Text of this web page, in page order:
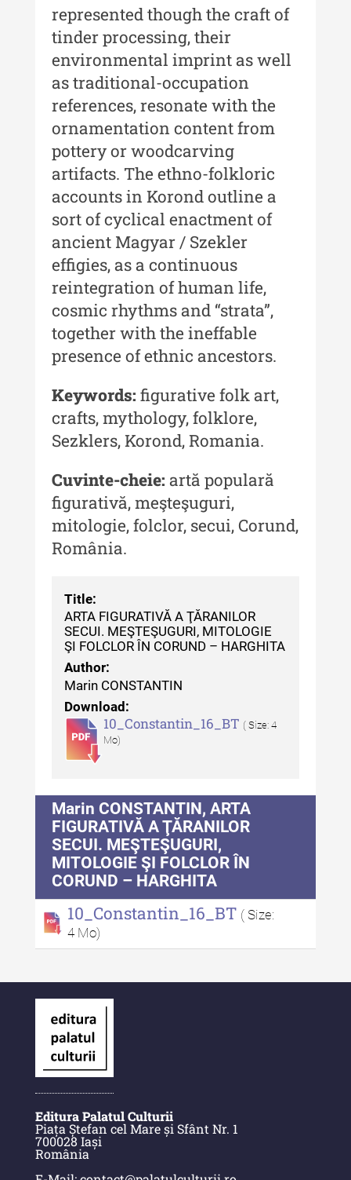
Buletinul Muzeului Științei și
Tehnicii ”Ștefan Procopiu” - An
XII / Nr. 13 / 2019
Indexul Complet
Buletinul Centrului de Cercetare și
Conservare-Restaurare a
Patrimoniului
Buletinul Centrului de Cercetare
și Conservare-Restaurare a
Patrimoniului - 2021
Buletinul Centrului de Cercetare
și Conservare-Restaurare a
Patrimoniului - 2020
Buletinul Centrului de Cercetare
și Conservare-Restaurare a
Indexul Complet
culturală
MediCult - Revista de mediere
culturală IV (2025)
MediCult - Revista de mediere
MediCult - Revista de mediere
culturală II (2023)
Indexul Complet
Acta Pangratia
Acta Pangratia I (2023)
Acta Pangratia II (2024)
Acta Pangratia III (2025)
Indexul Complet
Alte publicatii, cataloage, volume de
autor
Indexul Complet
Despre Editură
Contact
Indexul Publicațiilor
represented though the craft of
tinder processing, their
environmental imprint as well
as traditional-occupation
references, resonate with the
ornamentation content from
pottery or woodcarving
artifacts. The ethno-folkloric
accounts in Korond outline a
sort of cyclical enactment of
ancient Magyar / Szekler
effigies, as a continuous
reintegration of human life,
cosmic rhythms and “strata”,
together with the ineffable
presence of ethnic ancestors.
Keywords: figurative folk art,
crafts, mythology, folklore,
Sezklers, Korond, Romania.
Cuvinte-cheie: artă populară
figurativă, meşteşuguri,
mitologie, folclor, secui, Corund,
România.
Title:
ARTA FIGURATIVĂ A ŢĂRANILOR
SECUI. MEŞTEŞUGURI, MITOLOGIE
ŞI FOLCLOR ÎN CORUND – HARGHITA
Author:
Marin CONSTANTIN
Download:
10_Constantin_16_BT ( Size: 4
Mo)
Marin CONSTANTIN, ARTA
FIGURATIVĂ A ŢĂRANILOR
SECUI. MEŞTEŞUGURI,
MITOLOGIE ŞI FOLCLOR ÎN
CORUND – HARGHITA
10_Constantin_16_BT ( Size:
4 Mo)
Editura Palatul Culturii
Piața Ștefan cel Mare și Sfânt Nr. 1
700028 Iași
România